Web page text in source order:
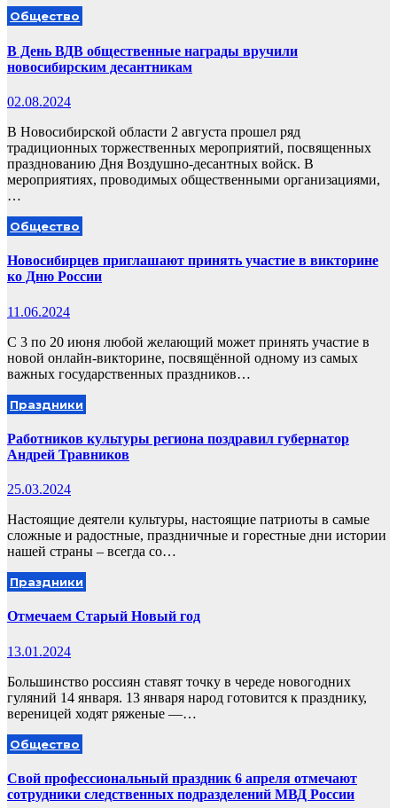
Общество
В День ВДВ общественные награды вручили
новосибирским десантникам
02.08.2024
В Новосибирской области 2 августа прошел ряд
традиционных торжественных мероприятий, посвященных
празднованию Дня Воздушно-десантных войск. В
мероприятиях, проводимых общественными организациями,
…
Общество
Новосибирцев приглашают принять участие в викторине
ко Дню России
11.06.2024
С 3 по 20 июня любой желающий может принять участие в
новой онлайн-викторине, посвящённой одному из самых
важных государственных праздников…
Праздники
Работников культуры региона поздравил губернатор
Андрей Травников
25.03.2024
Настоящие деятели культуры, настоящие патриоты в самые
сложные и радостные, праздничные и горестные дни истории
нашей страны – всегда со…
Праздники
Отмечаем Старый Новый год
13.01.2024
Большинство россиян ставят точку в череде новогодних
гуляний 14 января. 13 января народ готовится к празднику,
вереницей ходят ряженые —…
Общество
Свой профессиональный праздник 6 апреля отмечают
сотрудники следственных подразделений МВД России